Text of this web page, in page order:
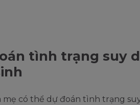
tình trạng suy
mẹ có thể dự đoán tình trạng